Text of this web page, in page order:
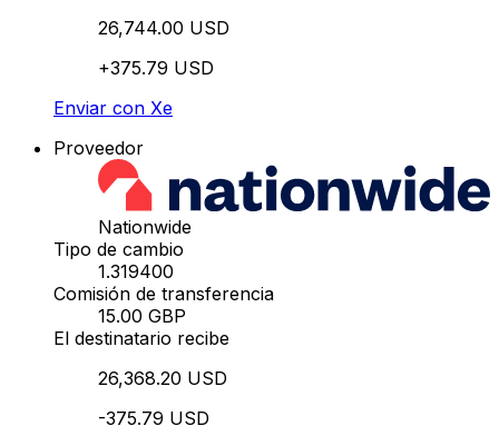
26,744.00 USD
+375.79 USD
Enviar con Xe
Proveedor
Nationwide
Tipo de cambio
1.319400
Comisión de transferencia
15.00 GBP
El destinatario recibe
26,368.20 USD
-375.79 USD